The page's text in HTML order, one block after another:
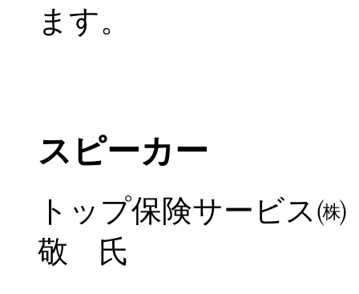
ます。
スピーカー
トップ保険サービ
敬 氏